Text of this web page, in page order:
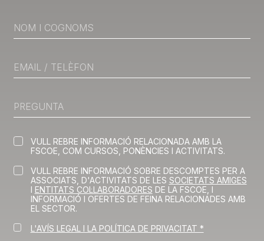
VULL REBRE INFORMACIÓ RELACIONADA AMB LA
FSCOE, COM CURSOS, PONÈNCIES I ACTIVITATS.
VULL REBRE INFORMACIÓ SOBRE DESCOMPTES PER A
ASSOCIATS, D'ACTIVITATS DE LES SOCIETATS AMIGES
I ENTITATS COL·LABORADORES DE LA FSCOE, I
INFORMACIÓ I OFERTES DE FEINA RELACIONADES AMB
EL SECTOR.
L'AVÍS LEGAL I LA POLÍTICA DE PRIVACITAT *